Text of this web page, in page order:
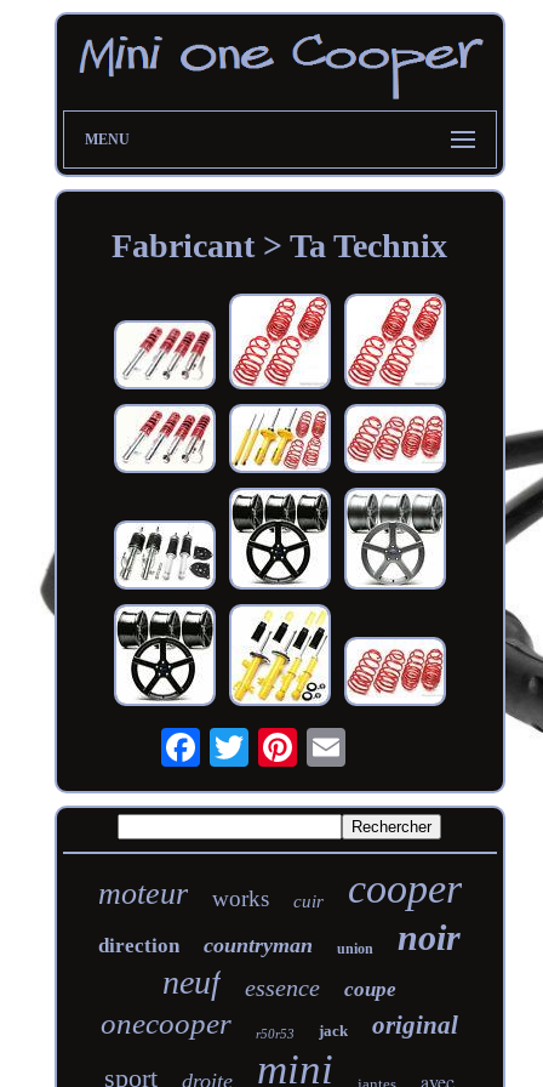
MENU
Fabricant > Ta Technix
moteur works cuir cooper
direction countryman union noir
neuf essence coupe
onecooper r50r53 jack original
sport droite mini avec